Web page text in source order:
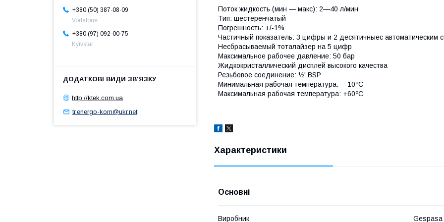
Поток жидкость (мин — макс): 2—40 л/мин
Тип: шестеренчатый
Погрешность: +/-1%
Частичный показатель: 3 цифры и 2 десятичныес автоматическим
Несбрасываемый тоталайзер на 5 цифр
Максимальное рабочее давление: 50 бар
Жидкокристаллический дисплей высокого качества
Резьбовое соединение: ½' BSP
Минимальная рабочая температура: —10ºC
Максимальная рабочая температура: +60ºC
Характеристики
Основні
Виробник Gespasa
+380 (50) 387-08-09
Vodafone
+380 (97) 092-00-75
Kyivstar
http://ktek.com.ua
tr.energo-kom@ukr.net